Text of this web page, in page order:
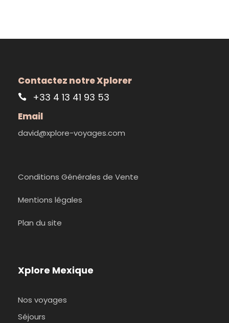
Contactez notre Xplorer
+33 4 13 41 93 53
Email
david@xplore-voyages.com
Conditions Générales de Vente
Mentions légales
Plan du site
Xplore Mexique
Nos voyages
Séjours